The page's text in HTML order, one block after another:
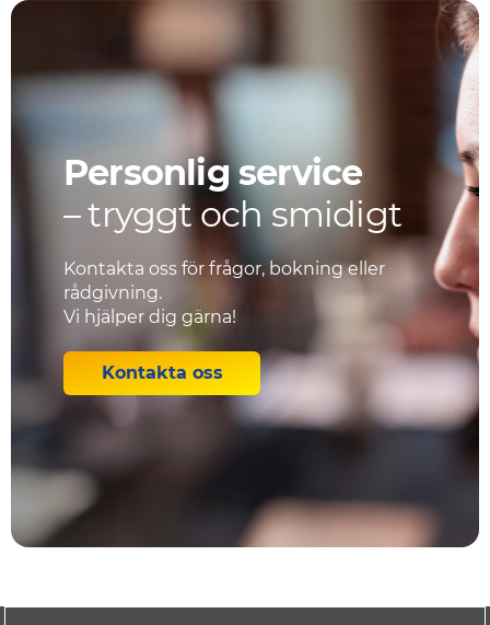
Personlig service
– tryggt och smidigt
Kontakta oss för frågor, bokning eller
rådgivning.
Vi hjälper dig gärna!
Kontakta oss